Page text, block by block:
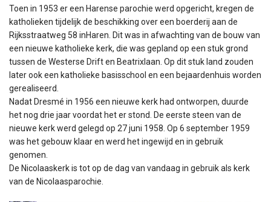
Toen in 1953 er een Harense parochie werd opgericht, kregen de
katholieken tijdelijk de beschikking over een boerderij aan de
Rijksstraatweg 58 inHaren. Dit was in afwachting van de bouw van
een nieuwe katholieke kerk, die was gepland op een stuk grond
tussen de Westerse Drift en Beatrixlaan. Op dit stuk land zouden
later ook een katholieke basisschool en een bejaardenhuis worden
gerealiseerd.
Nadat Dresmé in 1956 een nieuwe kerk had ontworpen, duurde
het nog drie jaar voordat het er stond. De eerste steen van de
nieuwe kerk werd gelegd op 27 juni 1958. Op 6 september 1959
was het gebouw klaar en werd het ingewijd en in gebruik
genomen.
De Nicolaaskerk is tot op de dag van vandaag in gebruik als kerk
van de Nicolaasparochie.